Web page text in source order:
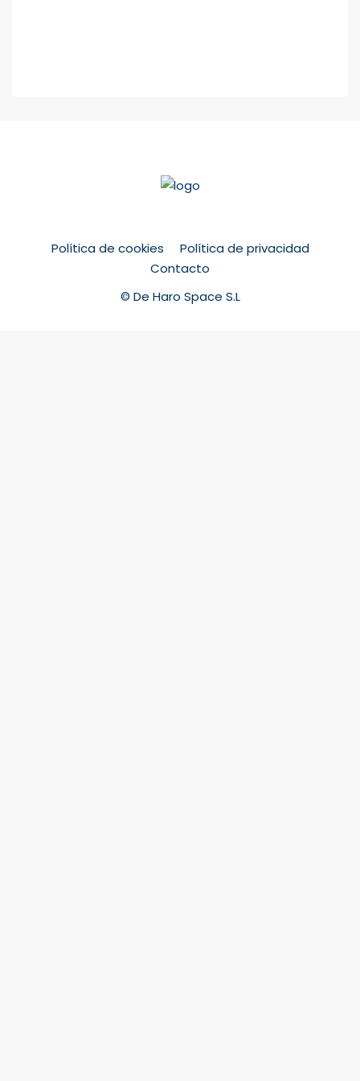
Política de cookies
Política de privacidad
Contacto
© De Haro Space S.L